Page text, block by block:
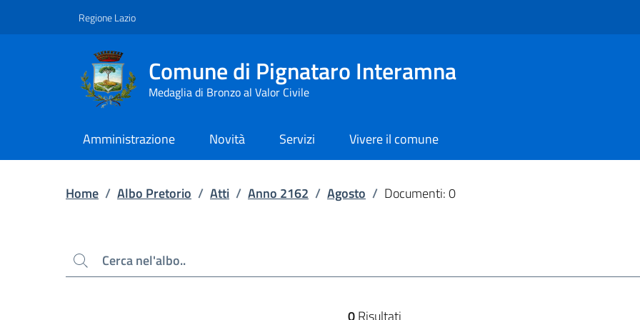
Regione Lazio
Comune di Pignataro Interamna
Medaglia di Bronzo al Valor Civile
Amministrazione Novità Servizi Vivere il comune
Home / Albo Pretorio / Atti / Anno 2162 / Agosto / Documenti: 0
Cerca
0Risultati